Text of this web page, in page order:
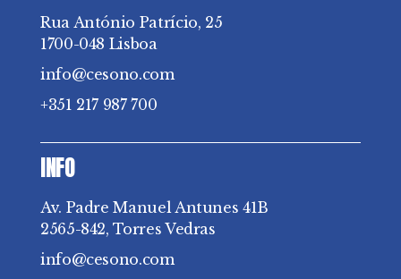
Rua António Patrício, 25
1700-048 Lisboa
info@cesono.com
+351 217 987 700
INFO
Av. Padre Manuel Antunes 41B
2565-842, Torres Vedras
info@cesono.com